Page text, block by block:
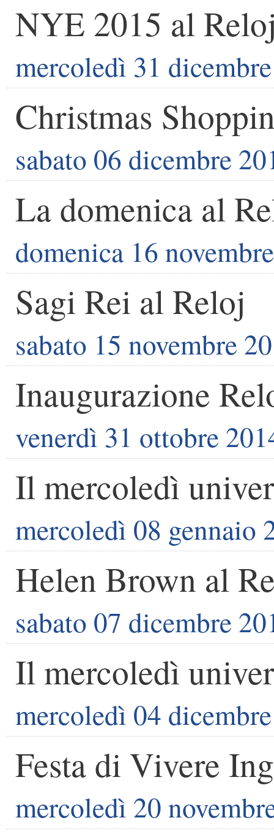
NYE 2015 al
mercoledì 31
Christmas
sabato 06 dicembre
La domenica al
domenica 16
Sagi Rei al Reloj
sabato 15 novembre
Inaugurazione
venerdì 31 ottobre
Il mercoledì
mercoledì 08 gennaio
Helen Brown al
sabato 07 dicembre
Il mercoledì
mercoledì 04
Festa di Vivere
mercoledì 20